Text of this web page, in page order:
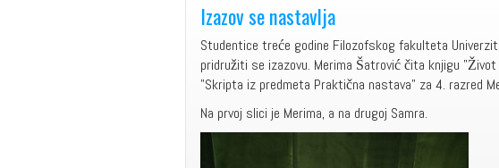
Izazov se nastavlja
Studentice treće godine Filozofskog fakulteta
pridružiti se izazovu. Merima Šatrović čita knjigu
"Skripta iz predmeta Praktična nastava" za 4. razred
Na prvoj slici je Merima, a na drugoj Samra.